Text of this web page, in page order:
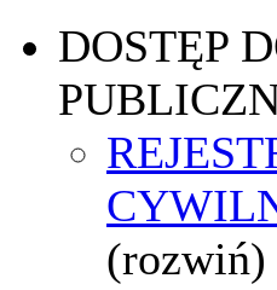
DOSTĘP
(rozwiń)